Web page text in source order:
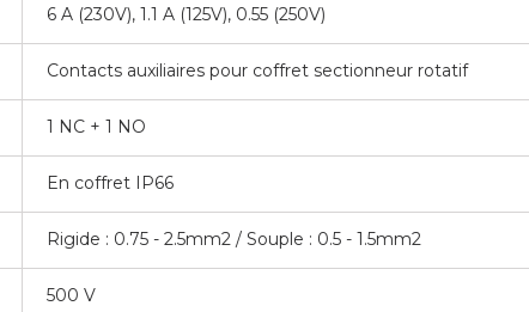
6 A (230V), 1.1 A (125V), 0.55 (250V)
Contacts auxiliaires pour coffret sectionneur rotatif
1 NC + 1 NO
En coffret IP66
Rigide : 0.75 - 2.5mm2 / Souple : 0.5 - 1.5mm2
500 V